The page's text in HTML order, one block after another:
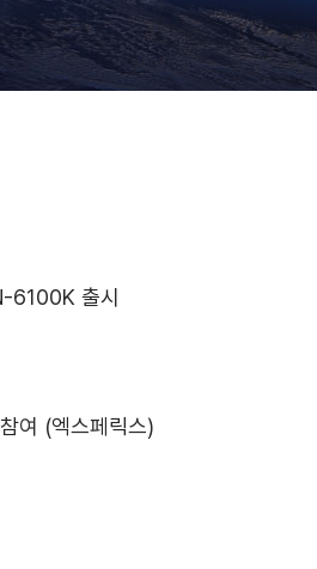
6100K 출시
여 (엑스페릭스)